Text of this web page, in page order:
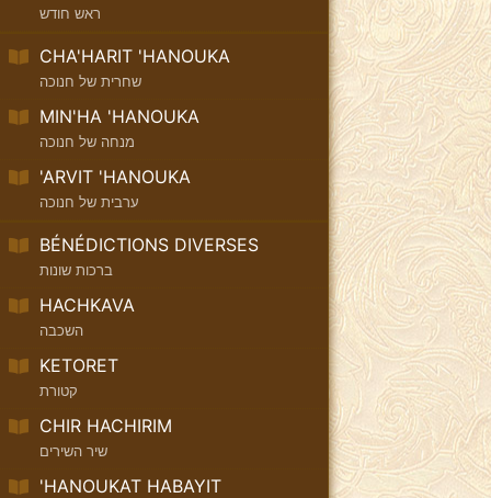
ראש חודש
CHA'HARIT 'HANOUKA
שחרית של חנוכה
MIN'HA 'HANOUKA
מנחה של חנוכה
'ARVIT 'HANOUKA
ערבית של חנוכה
BÉNÉDICTIONS DIVERSES
ברכות שונות
HACHKAVA
השכבה
KETORET
קטורת
CHIR HACHIRIM
שיר השירים
'HANOUKAT HABAYIT